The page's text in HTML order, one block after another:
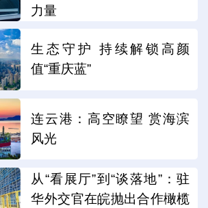
力量
生态守护 持续解锁高颜
值“重庆蓝”
连云港：高空瞭望 赏海滨
风光
从“看展厅”到“谈落地”：驻
华外交官在皖抛出合作橄榄